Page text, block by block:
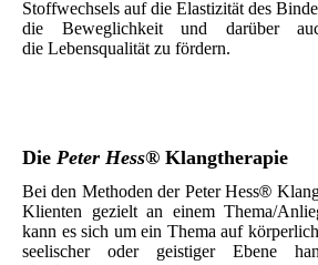
Stoffwechsels auf die Elastizität des
die Beweglichkeit und darüber
die Lebensqualität zu fördern.
Die Peter Hess® Klangtherapie
Bei den Methoden der Peter Hess®
Klienten gezielt an einem Thema/
kann es sich um ein Thema auf
seelischer oder geistiger Ebene